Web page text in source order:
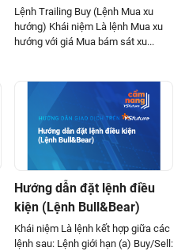
Lệnh Trailing Sell)
Lệnh Trailing Buy (Lệnh Mua xu
hướng) Khái niệm Là lệnh Mua xu
hướng với giá Mua bám sát xu...
Hướng dẫn đặt lệnh điều
kiện (Lệnh Bull&Bear)
Khái niệm Là lệnh kết hợp giữa các
lệnh sau: Lệnh giới hạn (a) Buy/Sell: